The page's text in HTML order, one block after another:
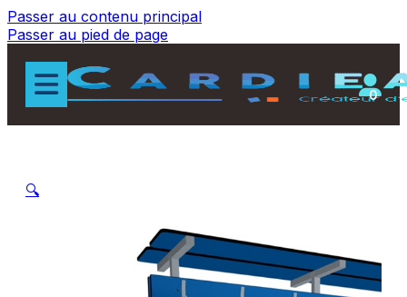
Passer au contenu principal
Passer au pied de page
0
🔍